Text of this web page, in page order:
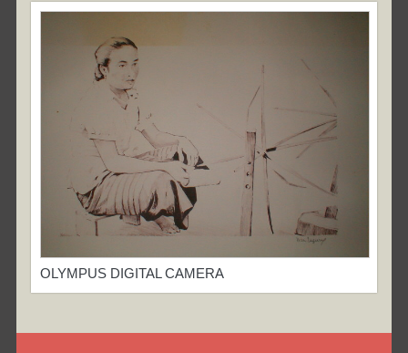
OLYMPUS DIGITAL CAMERA